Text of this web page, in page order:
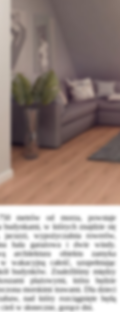
metrów od morza, powstaje
budynkami, w których znajdzie się
wypożyczalnia rowerów,
hala garażowa i dwie windy.
architektura obiektu zamyka
wakacyjną całość, uzupełniając
budynków. Znaleźliśmy między
plażowymi, która będzie
morskimi trawami. Dla dzieci
nad który rozciągnięte będą
w słoneczne, gorące dni.